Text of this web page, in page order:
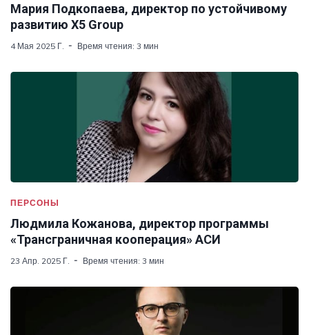
Мария Подкопаева, директор по устойчивому
развитию Х5 Group
4 Мая 2025 Г. Время чтения: 3 мин
ПЕРСОНЫ
Людмила Кожанова, директор программы
«Трансграничная кооперация» АСИ
23 Апр. 2025 Г. Время чтения: 3 мин